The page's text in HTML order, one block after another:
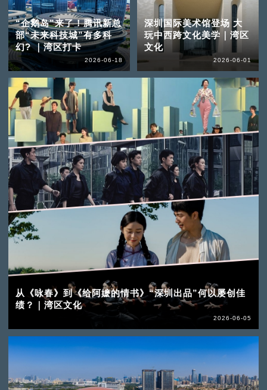
“企鹅岛”来了！腾讯新总
部“未来科技城”有多科
幻? ｜湾区打卡
2026-06-18
从《咏春》到《给阿嬷的情书》“深圳出品”何以屡创佳
绩？｜湾区文化
2026-06-05
深圳国际美术馆登场 大
玩中西跨文化美学｜湾区
文化
2026-06-01